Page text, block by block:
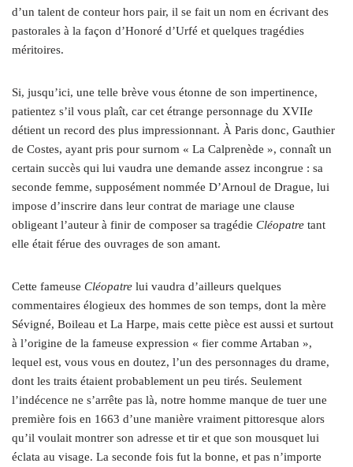
d’un talent de conteur hors pair, il se fait un nom en écrivant des
pastorales à la façon d’Honoré d’Urfé et quelques tragédies
méritoires.
Si, jusqu’ici, une telle brève vous étonne de son impertinence,
patientez s’il vous plaît, car cet étrange personnage du XVIIe
détient un record des plus impressionnant. À Paris donc, Gauthier
de Costes, ayant pris pour surnom « La Calprenède », connaît un
certain succès qui lui vaudra une demande assez incongrue : sa
seconde femme, supposément nommée D’Arnoul de Drague, lui
impose d’inscrire dans leur contrat de mariage une clause
obligeant l’auteur à finir de composer sa tragédie Cléopatre tant
elle était férue des ouvrages de son amant.
Cette fameuse Cléopatre lui vaudra d’ailleurs quelques
commentaires élogieux des hommes de son temps, dont la mère
Sévigné, Boileau et La Harpe, mais cette pièce est aussi et surtout
à l’origine de la fameuse expression « fier comme Artaban »,
lequel est, vous vous en doutez, l’un des personnages du drame,
dont les traits étaient probablement un peu tirés. Seulement
l’indécence ne s’arrête pas là, notre homme manque de tuer une
première fois en 1663 d’une manière vraiment pittoresque alors
qu’il voulait montrer son adresse et tir et que son mousquet lui
éclata au visage. La seconde fois fut la bonne, et pas n’importe